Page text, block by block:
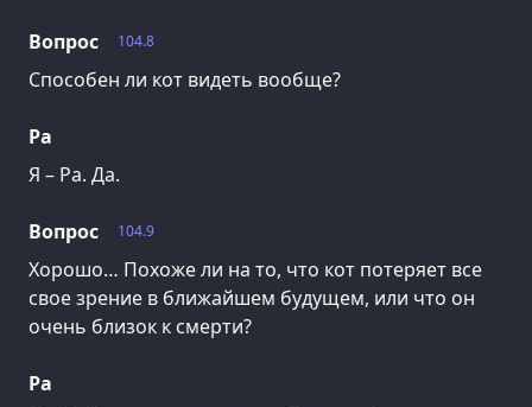
104.8
Вопрос
Способен ли кот видеть вообще?
Ра
Я – Ра. Да.
104.9
Вопрос
Хорошо… Похоже ли на то, что кот потеряет все
свое зрение в ближайшем будущем, или что он
очень близок к смерти?
Ра